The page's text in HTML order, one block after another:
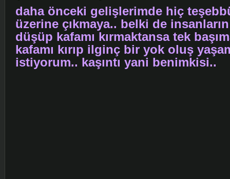
daha önceki gelişlerimde hiç
üzerine çıkmaya.. belki de
düşüp kafamı kırmaktansa tek
kafamı kırıp ilginç bir yok oluş
istiyorum.. kaşıntı yani benimkisi..